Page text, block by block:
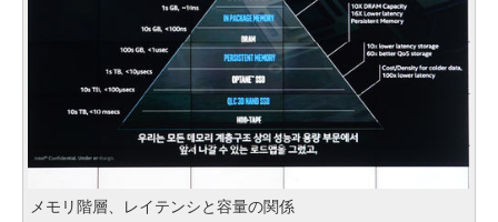
メモリ階層、レイテンシと容量の関係